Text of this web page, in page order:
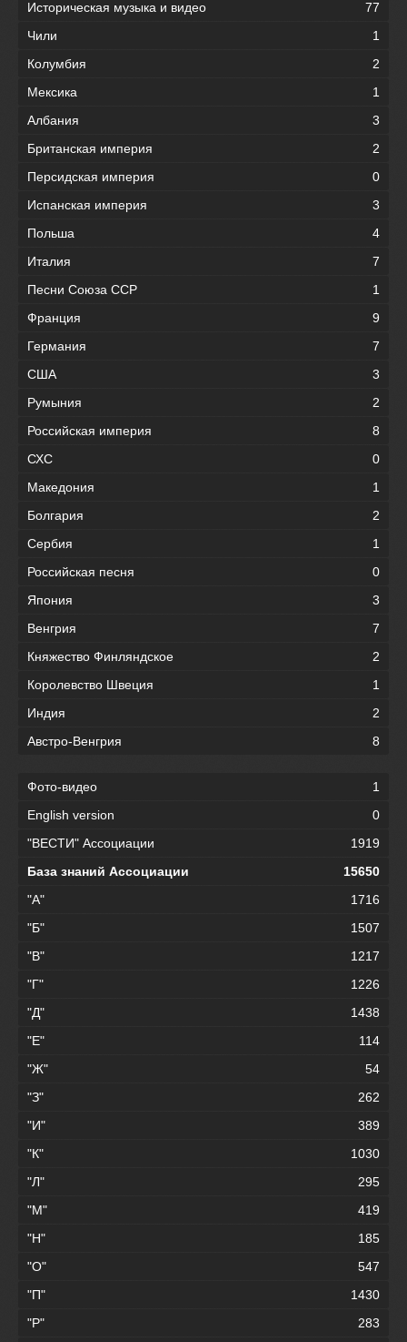
Историческая музыка и видео
77
Чили
1
Колумбия
2
Мексика
1
Албания
3
Британская империя
2
Персидская империя
0
Испанская империя
3
Польша
4
Италия
7
Песни Союза ССР
1
Франция
9
Германия
7
США
3
Румыния
2
Российская империя
8
СХС
0
Македония
1
Болгария
2
Сербия
1
Российская песня
0
Япония
3
Венгрия
7
Княжество Финляндское
2
Королевство Швеция
1
Индия
2
Австро-Венгрия
8
Фото-видео
1
English version
0
"ВЕСТИ" Ассоциации
1919
База знаний Ассоциации
15650
"А"
1716
"Б"
1507
"В"
1217
"Г"
1226
"Д"
1438
"Е"
114
"Ж"
54
"З"
262
"И"
389
"К"
1030
"Л"
295
"М"
419
"Н"
185
"О"
547
"П"
1430
"Р"
283